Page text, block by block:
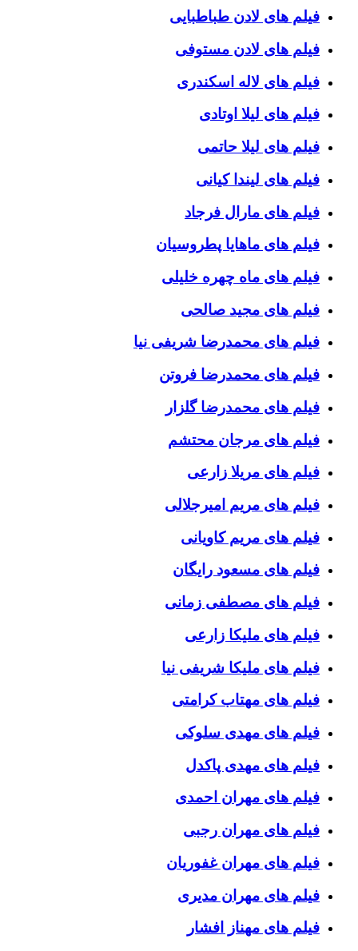
فیلم های لادن طباطبایی
فیلم های لادن مستوفی
فیلم های لاله اسکندری
فیلم های لیلا اوتادی
فیلم های لیلا حاتمی
فیلم های لیندا کیانی
فیلم های مارال فرجاد
فیلم های ماهایا پطروسیان
فیلم های ماه چهره خلیلی
فیلم های مجید صالحی
فیلم های محمدرضا شریفی نیا
فیلم های محمدرضا فروتن
فیلم های محمدرضا گلزار
فیلم های مرجان محتشم
فیلم های مریلا زارعی
فیلم های مریم امیرجلالی
فیلم های مریم کاویانی
فیلم های مسعود رایگان
فیلم های مصطفی زمانی
فیلم های ملیکا زارعی
فیلم های ملیکا شریفی نیا
فیلم های مهتاب کرامتی
فیلم های مهدی سلوکی
فیلم های مهدی پاکدل
فیلم های مهران احمدی
فیلم های مهران رجبی
فیلم های مهران غفوریان
فیلم های مهران مدیری
فیلم های مهناز افشار